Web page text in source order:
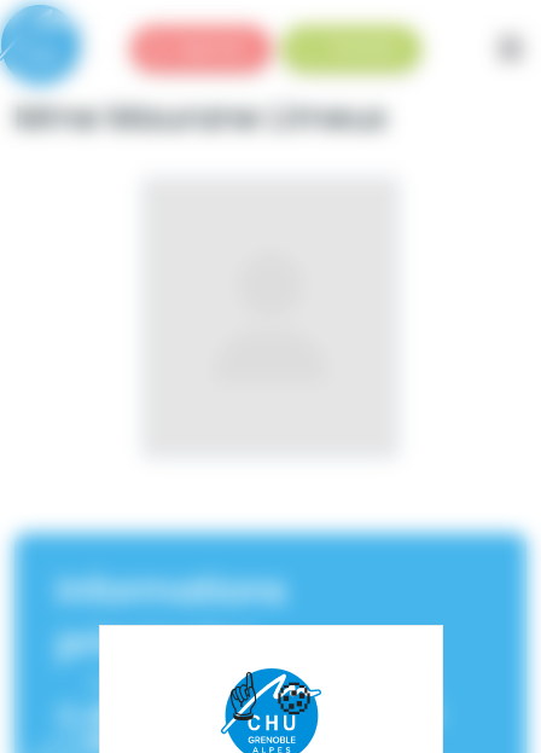
Mme Maurane Limeux
Informations
principales
Service(s) de rattachement :
spécialisé de l'obésité Grenoble Arc
Panneau de gestion des cookies